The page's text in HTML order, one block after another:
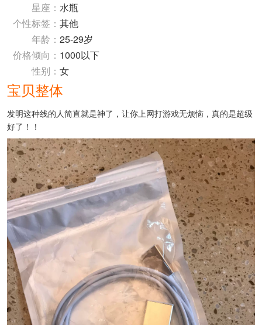
星座： 水瓶
个性标签： 其他
年龄： 25-29岁
价格倾向： 1000以下
性别： 女
宝贝整体
发明这种线的人简直就是神了，让你上网打游戏无烦恼，真的是超级
好了！！